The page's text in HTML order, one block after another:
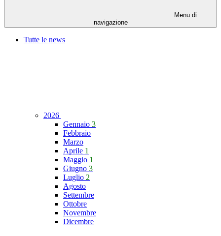
Menu di
navigazione
Tutte le news
2026
Gennaio 3
Febbraio
Marzo
Aprile 1
Maggio 1
Giugno 3
Luglio 2
Agosto
Settembre
Ottobre
Novembre
Dicembre